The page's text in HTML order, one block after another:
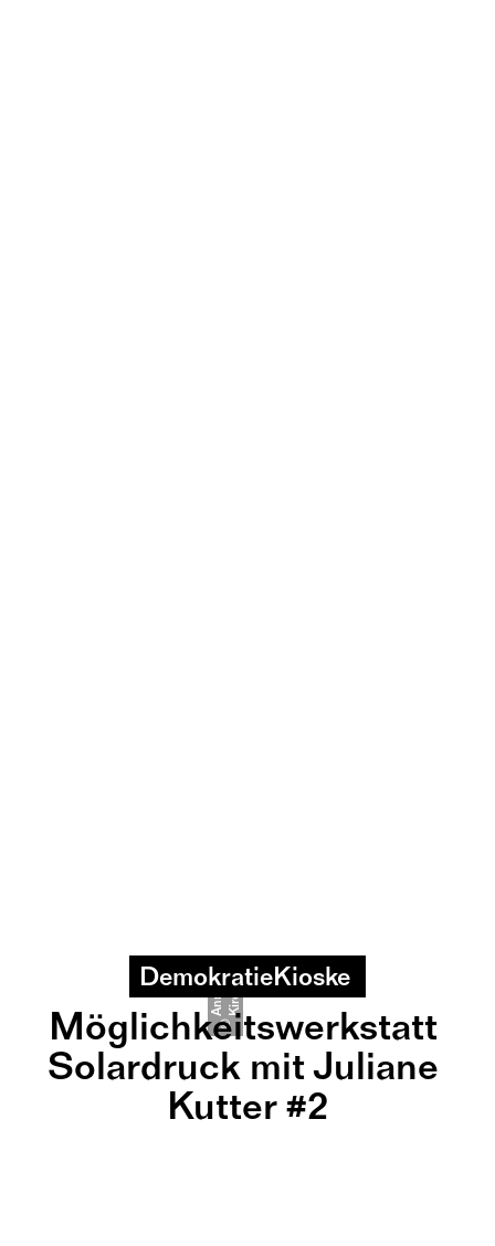
©
A
n
n
a
K
i
r
c
h
n
er
DemokratieKioske
Möglichkeitswerkstatt
Solardruck mit Juliane
Kutter #2